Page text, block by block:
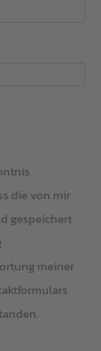
die von mir
gespeichert
meiner